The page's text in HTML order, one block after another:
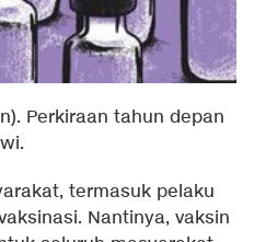
Perkiraan tahun depan
termasuk pelaku
Nantinya, vaksin